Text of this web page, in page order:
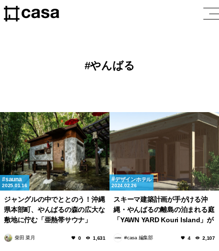
やんばる
sauna
2025.01.16
ジャングルの中でととのう！沖縄
県本部町、やんばるの森の広大な
敷地に佇む「亜熱帯サウナ」
柴田 菜月 0 1,631
デザインホテル
2024.02.26
スキーマ建築計画が手がける沖
縄・やんばるの離島の泊まれる庭
「YAWN YARD Kouri Island」が
#casa 編集部 4 2,107